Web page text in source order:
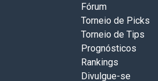
Fórum
Torneio de Picks
Torneio de Tips
Prognósticos
Rankings
Divulgue-se